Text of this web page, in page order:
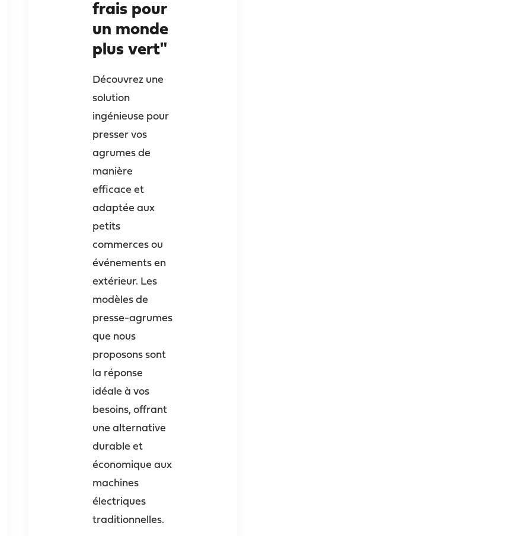
frais pour
un monde
plus vert"
Découvrez une
solution
ingénieuse pour
presser vos
agrumes de
manière
efficace et
adaptée aux
petits
commerces ou
événements en
extérieur. Les
modèles de
presse-agrumes
que nous
proposons sont
la réponse
idéale à vos
besoins, offrant
une alternative
durable et
économique aux
machines
électriques
traditionnelles.